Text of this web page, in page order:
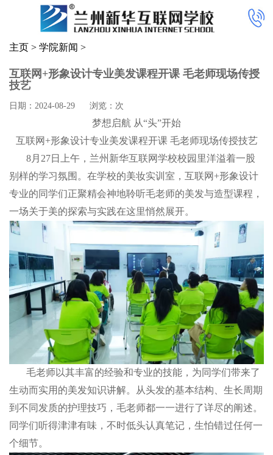
主页 > 学院新闻 >
互联网+形象设计专业美发课程开课 毛老师现场传授
技艺
日期：2024-08-29 浏览： 次
梦想启航 从“头”开始
互联网+形象设计专业美发课程开课 毛老师现场传授技艺
8月27日上午，兰州新华互联网学校校园里洋溢着一股
别样的学习氛围。在学校的美妆实训室，互联网+形象设计
专业的同学们正聚精会神地聆听毛老师的美发与造型课程，
一场关于美的探索与实践在这里悄然展开。
毛老师以其丰富的经验和专业的技能，为同学们带来了
生动而实用的美发知识讲解。从头发的基本结构、生长周期
到不同发质的护理技巧，毛老师都一一进行了详尽的阐述。
同学们听得津津有味，不时低头认真笔记，生怕错过任何一
个细节。